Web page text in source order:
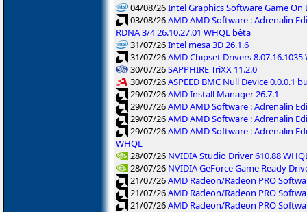
04/08/26Intel Graphics Software Game On
03/08/26AMD AMD Software : Adrenalin
RDNA 3/4 26.10.27.01 WHQL bêta
31/07/26Intel mesa 3D 26.1.6
31/07/26AMD Chipset Drivers 8.07.16.1035
30/07/26SAPPHIRE TriXX 11.2.0
30/07/26ASPEED BMC Null Device 0.0.0.1
29/07/26AMD Install Manager 26.7.1
29/07/26AMD AMD Software : Adrenalin
29/07/26AMD AMD Software : Adrenalin
29/07/26AMD AMD Software : Adrenalin
WHQL
28/07/26 NVIDIA Studio Driver 610.88
28/07/26 NVIDIA GeForce Game Ready
21/07/26AMD Radeon/Radeon PRO
21/07/26AMD Radeon/Radeon PRO
21/07/26AMD Radeon/Radeon PRO